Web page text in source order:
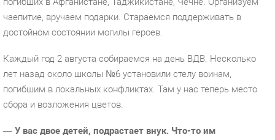
чаепитие, вручаем подарки. Стараемся поддерживать в
достойном состоянии могилы героев.
Каждый год 2 августа собираемся на день ВДВ. Несколько
лет назад около школы №6 установили стелу воинам,
погибшим в локальных конфликтах. Там у нас теперь место
сбора и возложения цветов.
— У вас двое детей, подрастает внук. Что-то им